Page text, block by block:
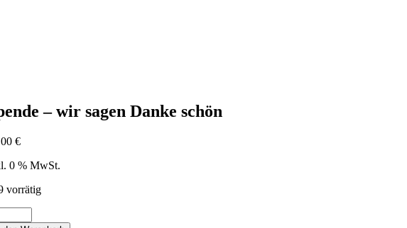
– wir sagen Danke schön
€
0 % MwSt.
vorrätig